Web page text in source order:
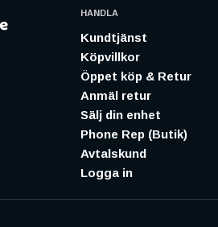
HANDLA
Kundtjänst
Köpvillkor
Öppet köp & Retur
Anmäl retur
Sälj din enhet
Phone Rep (Butik)
Avtalskund
Logga in